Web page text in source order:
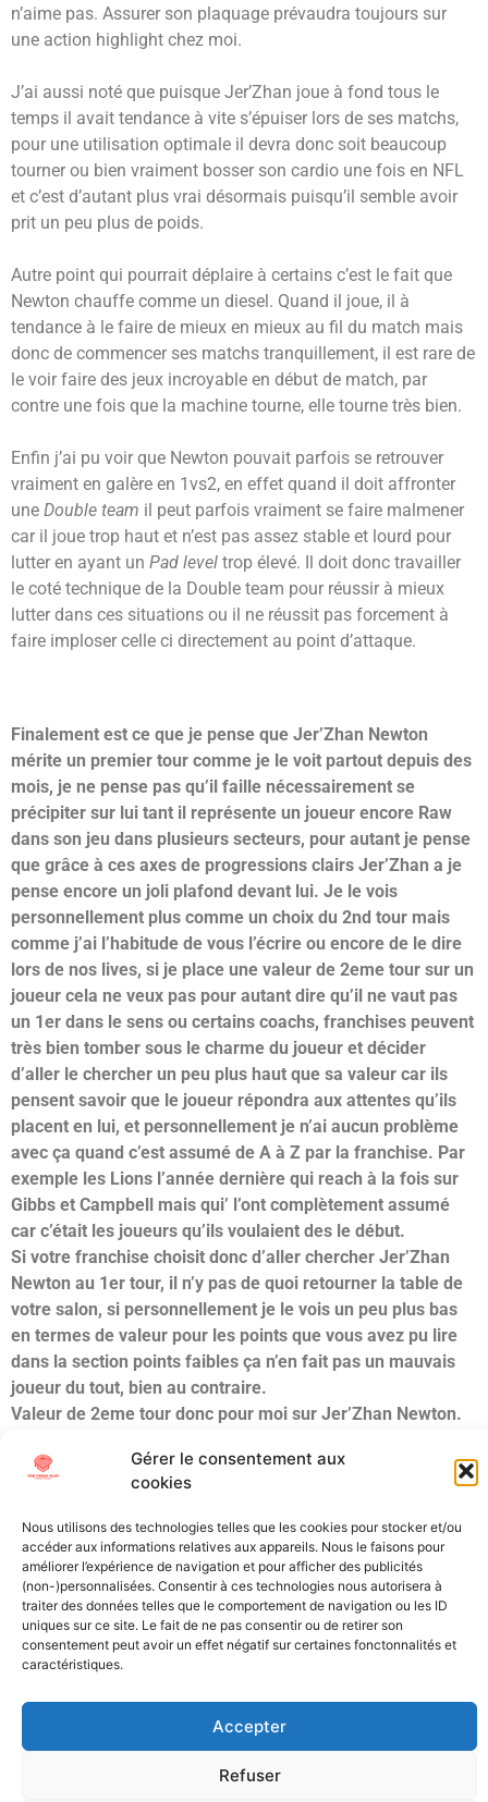
Gérer le consentement aux
cookies
Nous utilisons des technologies telles que les cookies pour stocker et/ou
accéder aux informations relatives aux appareils. Nous le faisons pour
améliorer l’expérience de navigation et pour afficher des publicités
(non-)personnalisées. Consentir à ces technologies nous autorisera à
traiter des données telles que le comportement de navigation ou les ID
uniques sur ce site. Le fait de ne pas consentir ou de retirer son
consentement peut avoir un effet négatif sur certaines fonctonnalités et
caractéristiques.
Accepter
Refuser
n’aime pas. Assurer son plaquage prévaudra toujours sur
une action highlight chez moi.
J’ai aussi noté que puisque Jer’Zhan joue à fond tous le
temps il avait tendance à vite s’épuiser lors de ses matchs,
pour une utilisation optimale il devra donc soit beaucoup
tourner ou bien vraiment bosser son cardio une fois en NFL
et c’est d’autant plus vrai désormais puisqu’il semble avoir
prit un peu plus de poids.
Autre point qui pourrait déplaire à certains c’est le fait que
Newton chauffe comme un diesel. Quand il joue, il à
tendance à le faire de mieux en mieux au fil du match mais
donc de commencer ses matchs tranquillement, il est rare de
le voir faire des jeux incroyable en début de match, par
contre une fois que la machine tourne, elle tourne très bien.
Enfin j’ai pu voir que Newton pouvait parfois se retrouver
vraiment en galère en 1vs2, en effet quand il doit affronter
une Double team il peut parfois vraiment se faire malmener
car il joue trop haut et n’est pas assez stable et lourd pour
lutter en ayant un Pad level trop élevé. Il doit donc travailler
le coté technique de la Double team pour réussir à mieux
lutter dans ces situations ou il ne réussit pas forcement à
faire imploser celle ci directement au point d’attaque.
Finalement est ce que je pense que Jer’Zhan Newton
mérite un premier tour comme je le voit partout depuis des
mois, je ne pense pas qu’il faille nécessairement se
précipiter sur lui tant il représente un joueur encore Raw
dans son jeu dans plusieurs secteurs, pour autant je pense
que grâce à ces axes de progressions clairs Jer’Zhan a je
pense encore un joli plafond devant lui. Je le vois
personnellement plus comme un choix du 2nd tour mais
comme j’ai l’habitude de vous l’écrire ou encore de le dire
lors de nos lives, si je place une valeur de 2eme tour sur un
joueur cela ne veux pas pour autant dire qu’il ne vaut pas
un 1er dans le sens ou certains coachs, franchises peuvent
très bien tomber sous le charme du joueur et décider
d’aller le chercher un peu plus haut que sa valeur car ils
pensent savoir que le joueur répondra aux attentes qu’ils
placent en lui, et personnellement je n’ai aucun problème
avec ça quand c’est assumé de A à Z par la franchise. Par
exemple les Lions l’année dernière qui reach à la fois sur
Gibbs et Campbell mais qui’ l’ont complètement assumé
car c’était les joueurs qu’ils voulaient des le début.
Si votre franchise choisit donc d’aller chercher Jer’Zhan
Newton au 1er tour, il n’y pas de quoi retourner la table de
votre salon, si personnellement je le vois un peu plus bas
en termes de valeur pour les points que vous avez pu lire
dans la section points faibles ça n’en fait pas un mauvais
joueur du tout, bien au contraire.
Valeur de 2eme tour donc pour moi sur Jer’Zhan Newton.
Étiqueté DraftIDL IllinoisNCAANFL Draft
Tous les textes présents sur ce site sont protégés par les droits
d’auteur. Il est interdit de reproduire, distribuer ou utiliser de
quelque manière que ce soit ces éléments sans l’autorisation